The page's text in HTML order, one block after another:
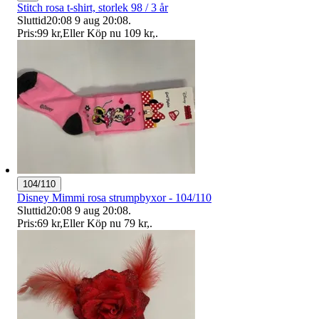
Stitch rosa t-shirt, storlek 98 / 3 år
Sluttid20:08 9 aug 20:08.
Pris:99 kr,Eller Köp nu 109 kr,.
104/110
Disney Mimmi rosa strumpbyxor - 104/110
Sluttid20:08 9 aug 20:08.
Pris:69 kr,Eller Köp nu 79 kr,.